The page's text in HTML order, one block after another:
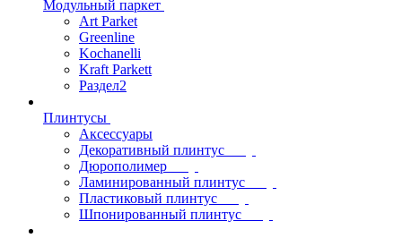
Модульный паркет
Art Parket
Greenline
Kochanelli
Kraft Parkett
Раздел2
Плинтусы
Аксессуары
Декоративный плинтус
Дюрополимер
Ламинированный плинтус
Пластиковый плинтус
Шпонированный плинтус